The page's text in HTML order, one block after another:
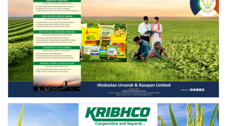
Latest News
Agriculture Conclave and NACOF
Awards 2022
Agri Start-Ups
Language
English Hindi